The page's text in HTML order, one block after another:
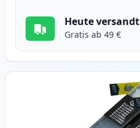
Heute versandt
Gratis ab 49 €